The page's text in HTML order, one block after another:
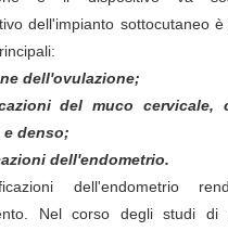
dell'impianto sottocutaneo
dell'ovulazione;
del muco cervicale,
denso;
dell'endometrio.
dell'endometrio
Nel corso degli studi di